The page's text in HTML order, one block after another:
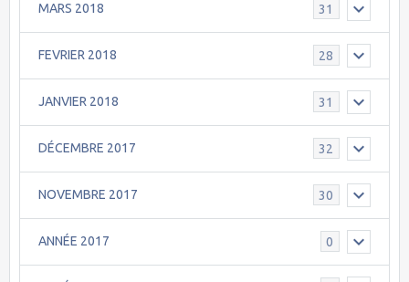
MARS 2018 31
FEVRIER 2018 28
JANVIER 2018 31
DÉCEMBRE 2017 32
NOVEMBRE 2017 30
ANNÉE 2017 0